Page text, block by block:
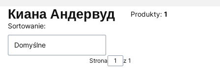
Киана Андервуд Produkty: 1
Lista produktów
Sortowanie:
Domyślne
Strona z 1